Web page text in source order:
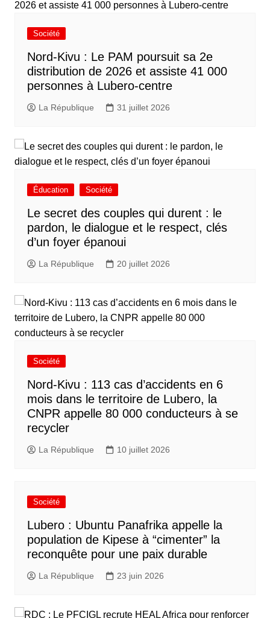
Société
Nord-Kivu : Le PAM poursuit sa 2e
distribution de 2026 et assiste 41 000
personnes à Lubero-centre
La République 31 juillet 2026
Éducation Société
Le secret des couples qui durent : le
pardon, le dialogue et le respect, clés
d’un foyer épanoui
La République 20 juillet 2026
Société
Nord-Kivu : 113 cas d’accidents en 6
mois dans le territoire de Lubero, la
CNPR appelle 80 000 conducteurs à se
recycler
La République 10 juillet 2026
Société
Lubero : Ubuntu Panafrika appelle la
population de Kipese à “cimenter” la
reconquête pour une paix durable
La République 23 juin 2026